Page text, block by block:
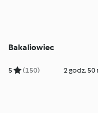
Bakaliowiec
5 (150) 2 godz. 50